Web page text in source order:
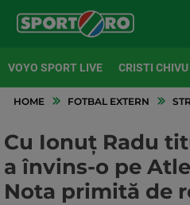
VOYO SPORT LIVE CRISTI CHIVU
HOME FOTBAL EXTERN
Cu Ionuț Radu
a învins-o pe
Nota primită de